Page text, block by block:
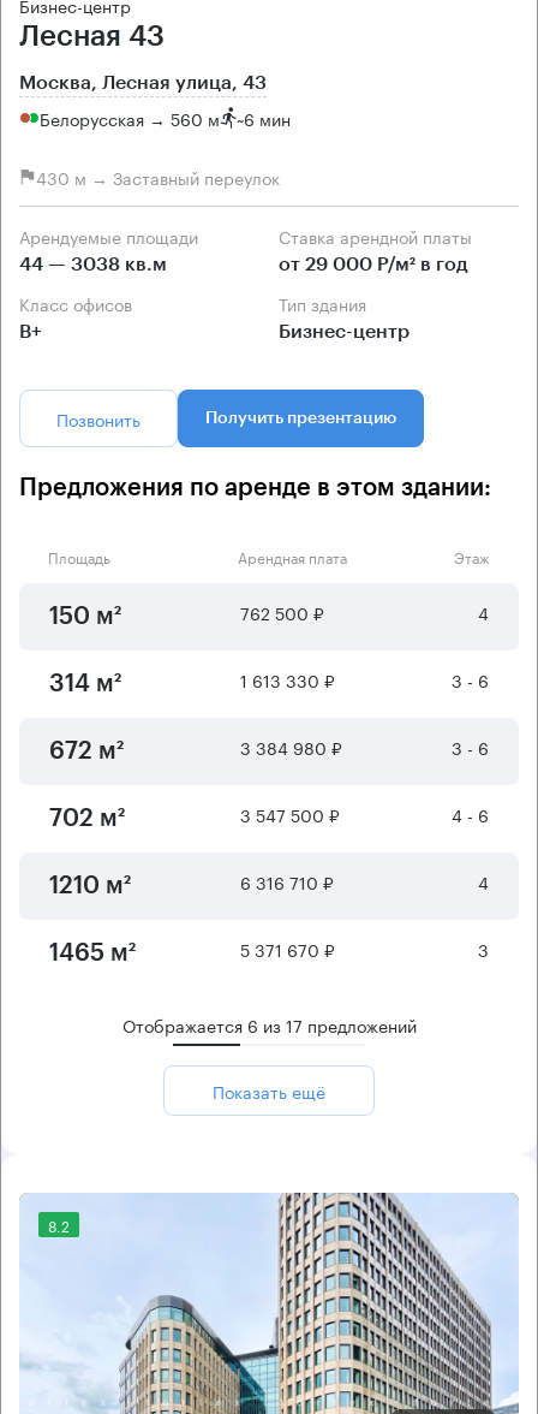
Бизнес-центр
Лесная 43
Москва, Лесная улица, 43
Белорусская → 560 м ~6 мин
430 м → Заставный переулок
Арендуемые площади
44 — 3038 кв.м
Ставка арендной платы
от 29 000 Р/м² в год
Класс офисов
B+
Тип здания
Бизнес-центр
Позвонить Получить презентацию
Предложения по аренде в этом здании:
Площадь Арендная плата Этаж
150 м² 762 500 ₽ 4
314 м² 1 613 330 ₽ 3 - 6
672 м² 3 384 980 ₽ 3 - 6
702 м² 3 547 500 ₽ 4 - 6
1210 м² 6 316 710 ₽ 4
1465 м² 5 371 670 ₽ 3
Отображается 6 из17 предложений
Показать ещё
8.2